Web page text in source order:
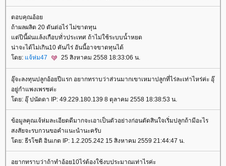
ตอบคุณอ้อ
ถ้าผลผลิต 20 ตันต่อไร่ ไม่ขาดทุน
ต่ปีนี้ฝนแล้งเกือบทั่วประเทศ ถ้าไม่ใช้ระบบน้ำหยด
น่าจะได้ไม่เกิน10 คัน/ไร่ อันนี้อาจขาดทุนได้
ดย: จ้ห่ม47 25 สิงหาคม 2558 18:33:06 น.
อุ๊จะลงทุนปลูกอ้อยปีแรก อยากทราบว่าส่วนมากเขาเหมาปลูกที่ไร่ละเท่าไหร่ค่ะ อุ๊
อยู่กำแพงเพรชค่ะ
ดย: อุ๊ ปนัดดา IP: 49.229.180.139 8 ตุลาคม 2558 18:38:53 น.
ข้อมูลคุณเจ้ห่มละเอียดดีมากจะเอาเป็นตัวอย่างก่อนตัดสินใจเริ่มปลูกถ้ามีอะไร
สงสัยจะรบกวนขอคำแนะนำนะครับ
ดย: ธีรโชติ อินเกต IP: 1.2.205.242 15 สิงหาคม 2559 21:44:47 น.
อยากทราบว่าถ้าทำอ้อย10ไร่ต้องใช้งบประมาณเท่าไรค่ะ